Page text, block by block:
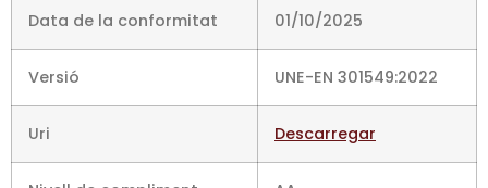
Data de la conformitat 01/10/2025
Versió UNE-EN 301549:2022
Uri Descarregar